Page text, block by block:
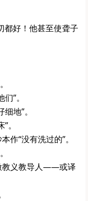
都好！他甚至使聋子
”。
地”。
。
“没有洗过的”。
教义教导人——或译